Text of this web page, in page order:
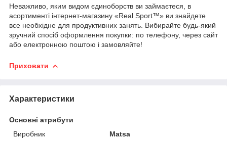
Неважливо, яким видом єдиноборств ви займаєтеся, в
асортименті інтернет-магазину «Real Sport™» ви знайдете
все необхідне для продуктивних занять. Вибирайте будь-який
зручний спосіб оформлення покупки: по телефону, через сайт
або електронною поштою і замовляйте!
Приховати
Характеристики
Основні атрибути
Виробник
Matsa